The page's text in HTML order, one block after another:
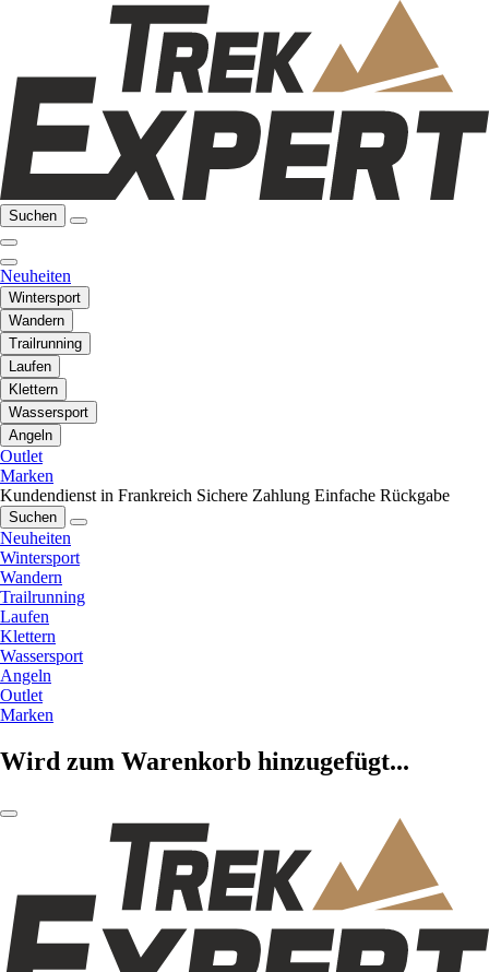
Suchen
Neuheiten
Wintersport
Wandern
Trailrunning
Laufen
Klettern
Wassersport
Angeln
Outlet
Marken
Kundendienst in Frankreich Sichere Zahlung Einfache Rückgabe
Suchen
Neuheiten
Wintersport
Wandern
Trailrunning
Laufen
Klettern
Wassersport
Angeln
Outlet
Marken
Wird zum Warenkorb hinzugefügt...